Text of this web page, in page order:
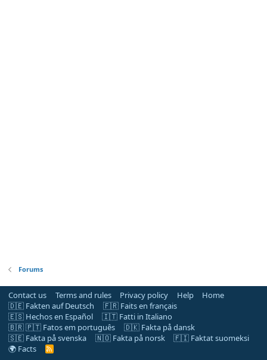
Forums
Contact us Terms and rules Privacy policy Help
Home
🇩🇪 Fakten auf Deutsch
🇫🇷 Faits en français
🇪🇸 Hechos en Español
🇮🇹 Fatti in Italiano
🇧🇷 🇵🇹 Fatos em português
🇩🇰 Fakta på dansk
🇸🇪 Fakta på svenska
🇳🇴 Fakta på norsk
🇫🇮 Faktat suomeksi
🌍 Facts
R